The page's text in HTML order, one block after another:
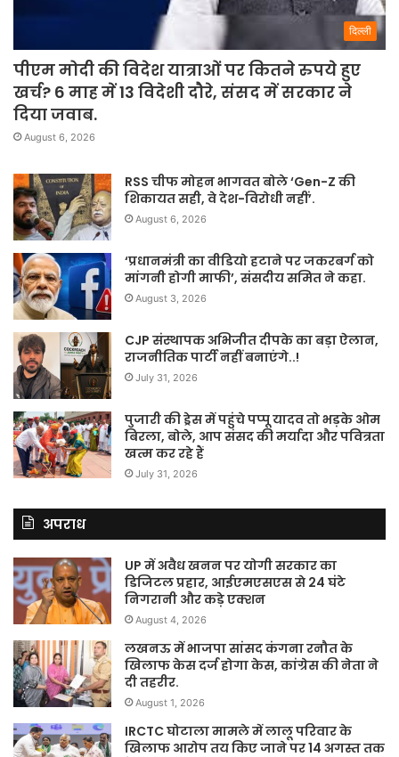
दिल्ली
पीएम मोदी की विदेश यात्राओं पर कितने रुपये हुए
खर्च? 6 माह में 13 विदेशी दौरे, संसद में सरकार ने
दिया जवाब.
August 6, 2026
RSS चीफ मोहन भागवत बोले ‘Gen-Z की
शिकायत सही, वे देश-विरोधी नहीं’.
August 6, 2026
‘प्रधानमंत्री का वीडियो हटाने पर जकरबर्ग को
मांगनी होगी माफी’, संसदीय समित ने कहा.
August 3, 2026
CJP संस्थापक अभिजीत दीपके का बड़ा ऐलान,
राजनीतिक पार्टी नहीं बनाएंगे..!
July 31, 2026
पुजारी की ड्रेस में पहुंचे पप्पू यादव तो भड़के ओम
बिरला, बोले, आप संसद की मर्यादा और पवित्रता
खत्म कर रहे हैं
July 31, 2026
अपराध
UP में अवैध खनन पर योगी सरकार का
डिजिटल प्रहार, आईएमएसएस से 24 घंटे
निगरानी और कड़े एक्शन
August 4, 2026
लखनऊ में भाजपा सांसद कंगना रनौत के
खिलाफ केस दर्ज होगा केस, कांग्रेस की नेता ने
दी तहरीर.
August 1, 2026
IRCTC घोटाला मामले में लालू परिवार के
खिलाफ आरोप तय किए जाने पर 14 अगस्त तक